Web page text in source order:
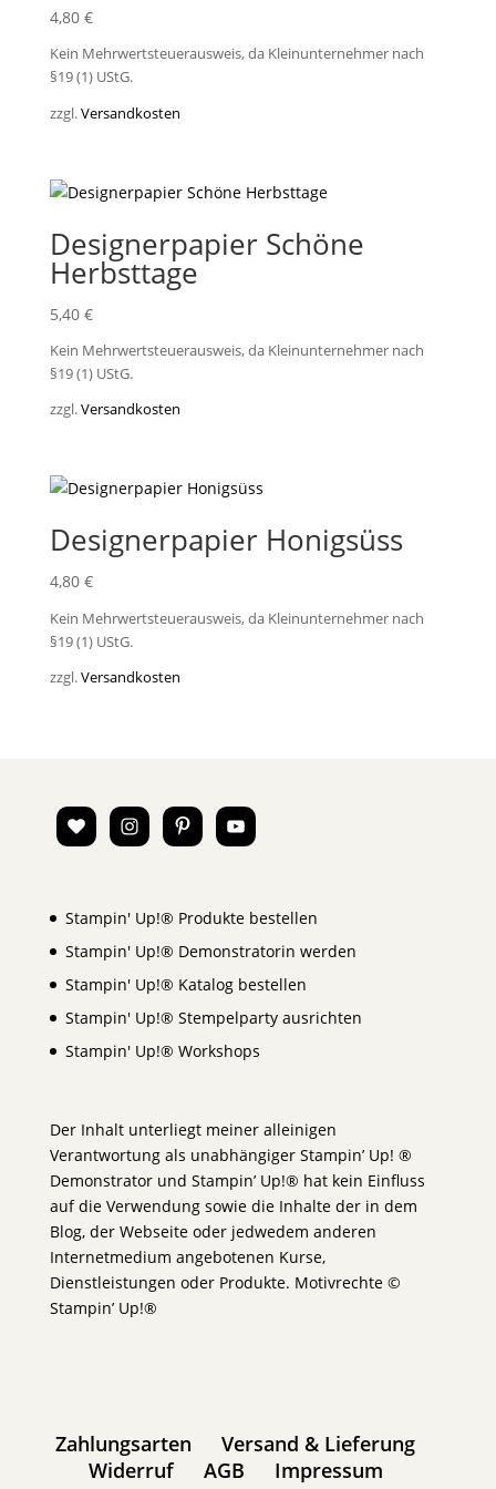
4,80 €
Kein Mehrwertsteuerausweis, da Kleinunternehmer nach
§19 (1) UStG.
zzgl.Versandkosten
Designerpapier Schöne
Herbsttage
5,40 €
Kein Mehrwertsteuerausweis, da Kleinunternehmer nach
§19 (1) UStG.
zzgl.Versandkosten
Designerpapier Honigsüss
4,80 €
Kein Mehrwertsteuerausweis, da Kleinunternehmer nach
§19 (1) UStG.
zzgl.Versandkosten
Stampin' Up!® Produkte bestellen
Stampin' Up!® Demonstratorin werden
Stampin' Up!® Katalog bestellen
Stampin' Up!® Stempelparty ausrichten
Stampin' Up!® Workshops
Der Inhalt unterliegt meiner alleinigen
Verantwortung als unabhängiger Stampin’ Up! ®
Demonstrator und Stampin’ Up!® hat kein Einfluss
auf die Verwendung sowie die Inhalte der in dem
Blog, der Webseite oder jedwedem anderen
Internetmedium angebotenen Kurse,
Dienstleistungen oder Produkte. Motivrechte ©
Stampin’ Up!®
Zahlungsarten
Versand & Lieferung
Widerruf
AGB
Impressum